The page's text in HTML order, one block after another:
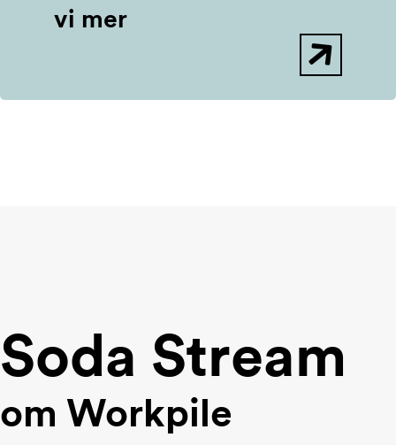
vi mer
Soda Stream
om Workpile